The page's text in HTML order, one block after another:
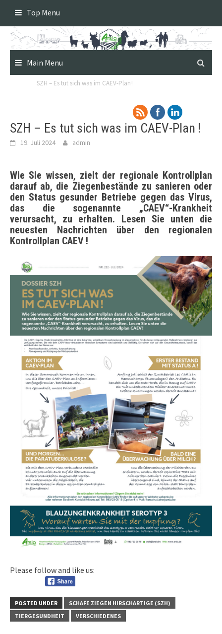
content
Top Menu
Main Menu
SZH – Es tut sich was im CAEV-Plan !
SZH – Es tut sich was im CAEV-Plan !
19. Juli 2024 admin
Wie Sie wissen, zielt der regionale Kontrollplan
darauf ab, die Ziegenbestände zu sanieren oder
den Status gesunder Betriebe gegen das Virus,
das die sogenannte „CAEV“-Krankheit
verursacht, zu erhalten. Lesen Sie unten die
neuesten Nachrichten über den regionalen
Kontrollplan CAEV !
Please follow and like us:
POSTED UNDER
SCHAFE ZIEGEN HIRSCHARTIGE (SZH)
TIERGESUNDHEIT
VERSCHIEDENES